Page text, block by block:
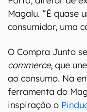
Magalu. “É quase
consumidor, uma
O Compra Junto
commerce, que
ao consumo. Na
ferramenta do
inspiração o